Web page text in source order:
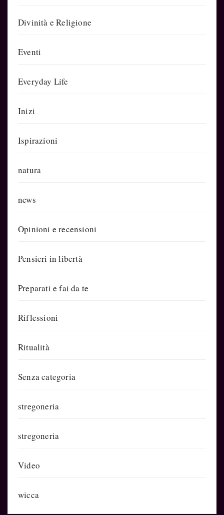
Divinità e Religione
Eventi
Everyday Life
Inizi
Ispirazioni
natura
news
Opinioni e recensioni
Pensieri in libertà
Preparati e fai da te
Riflessioni
Ritualità
Senza categoria
stregoneria
stregoneria
Video
wicca